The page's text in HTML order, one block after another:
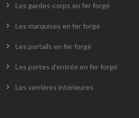
Les gardes-corps en fer forgé
Les marquises en fer forgé
Les portails en fer forgé
Les portes d’entrée en fer forgé
Les verrières intérieures